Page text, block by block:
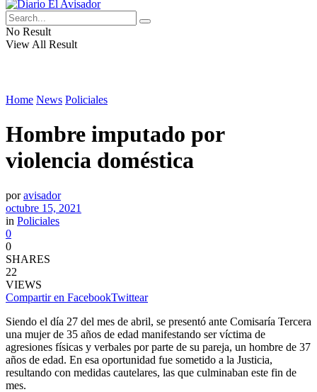
No Result
View All Result
Home News Policiales
Hombre imputado por
violencia doméstica
por avisador
octubre 15, 2021
in Policiales
0
0
SHARES
22
VIEWS
Compartir en FacebookTwittear
Siendo el día 27 del mes de abril, se presentó ante Comisaría Tercera
una mujer de 35 años de edad manifestando ser víctima de
agresiones físicas y verbales por parte de su pareja, un hombre de 37
años de edad. En esa oportunidad fue sometido a la Justicia,
resultando con medidas cautelares, las que culminaban este fin de
mes.